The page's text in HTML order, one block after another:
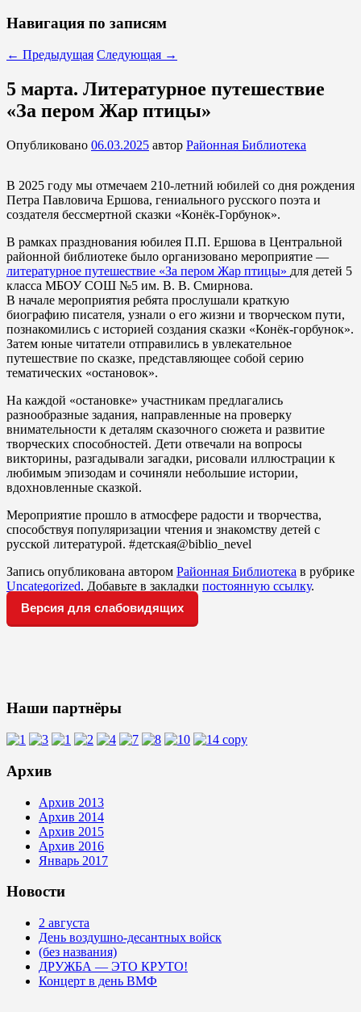
Навигация по записям
← Предыдущая Следующая →
5 марта. Литературное путешествие
«За пером Жар птицы»
Опубликовано 06.03.2025 автор Районная Библиотека
В 2025 году мы отмечаем 210-летний юбилей со дня рождения
Петра Павловича Ершова, гениального русского поэта и
создателя бессмертной сказки «Конёк-Горбунок».
В рамках празднования юбилея П.П. Ершова в Центральной
районной библиотеке было организовано мероприятие —
литературное путешествие «За пером Жар птицы» для детей 5
класса МБОУ СОШ №5 им. В. В. Смирнова.
В начале мероприятия ребята прослушали краткую
биографию писателя, узнали о его жизни и творческом пути,
познакомились с историей создания сказки «Конёк-горбунок».
Затем юные читатели отправились в увлекательное
путешествие по сказке, представляющее собой серию
тематических «остановок».
На каждой «остановке» участникам предлагались
разнообразные задания, направленные на проверку
внимательности к деталям сказочного сюжета и развитие
творческих способностей. Дети отвечали на вопросы
викторины, разгадывали загадки, рисовали иллюстрации к
любимым эпизодам и сочиняли небольшие истории,
вдохновленные сказкой.
Мероприятие прошло в атмосфере радости и творчества,
способствуя популяризации чтения и знакомству детей с
русской литературой. #детская@biblio_nevel
Запись опубликована автором Районная Библиотека в рубрике
Uncategorized. Добавьте в закладки постоянную ссылку.
Версия для слабовидящих
Наши партнёры
Архив
Архив 2013
Архив 2014
Архив 2015
Архив 2016
Январь 2017
Новости
2 августа
День воздушно-десантных войск
(без названия)
ДРУЖБА — ЭТО КРУТО!
Концерт в день ВМФ